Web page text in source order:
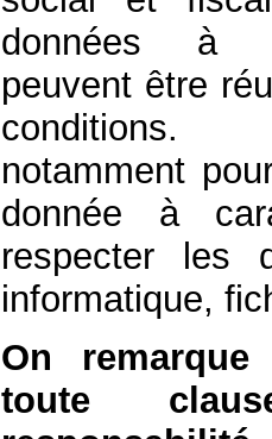
données à
peuvent être
conditions.
notamment
donnée à
respecter les
informatique,
On remarque
toute